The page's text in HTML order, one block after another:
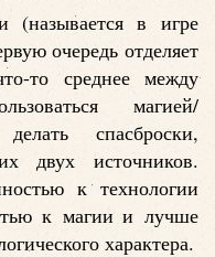
(называется в игре
очередь отделяет
то среднее между
магией/
спасброски,
двух источников.
к технологии
к магии и лучше
характера.